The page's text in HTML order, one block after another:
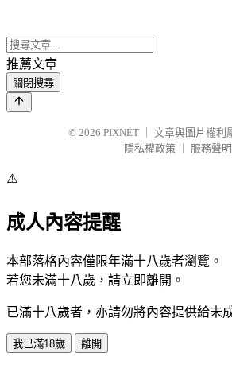
推薦文章
關閉搜尋
© 2026 PIXNET
文章與圖片權利
隱私權政策
服務聲明
⚠️
成人內容提醒
本部落格內容僅限年滿十八歲者瀏覽。
若您未滿十八歲，請立即離開。
已滿十八歲者，亦請勿將內容提供給未
我已滿18歲 離開